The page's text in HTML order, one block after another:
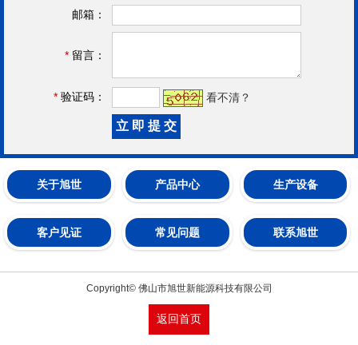
邮箱：
* 留言：
* 验证码： 看不清？
关于旭世 产品中心 生产设备
客户见证 常见问题 联系旭世
Copyright© 佛山市旭世新能源科技有限公司
返回首页